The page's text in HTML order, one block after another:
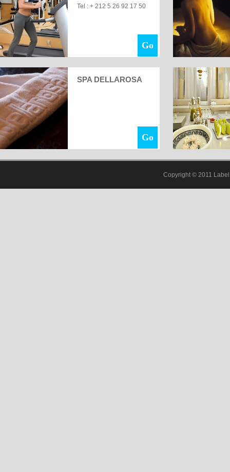
Tel : + 212 5 26 92 17 50
Go
SPA DELLAROSA
Go
Copyright © 2011